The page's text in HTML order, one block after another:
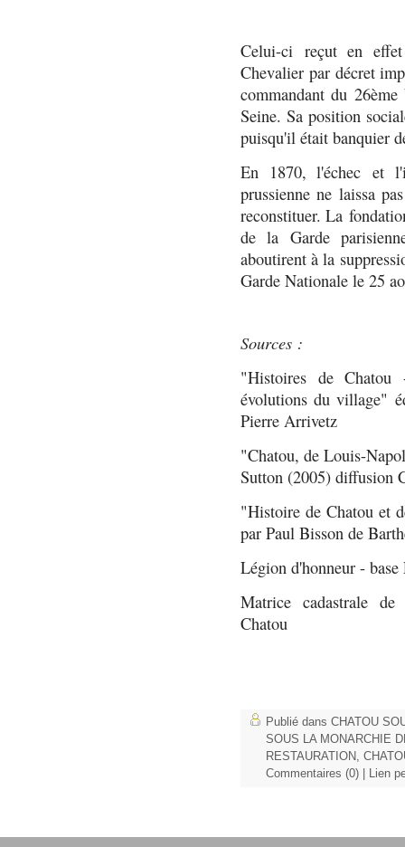
Celui-ci reçut en
Chevalier par décret
commandant du
Seine. Sa position
puisqu'il était banquier
En 1870, l'échec et
prussienne ne laissa
reconstituer. La
de la Garde
aboutirent à la
Garde Nationale le 25
Sources :
"Histoires de Chatou
évolutions du village"
Pierre Arrivetz
"Chatou, de Louis-
Sutton (2005) diffusion
"Histoire de Chatou et
par Paul Bisson de
Légion d'honneur - base
Matrice cadastrale
Chatou
Publié dans CHATOU
SOUS LA MONARCHIE
RESTAURATION
Commentaires (0)
Lien